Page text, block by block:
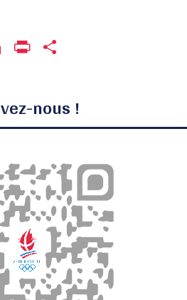
LinkedIn
Print
nous !